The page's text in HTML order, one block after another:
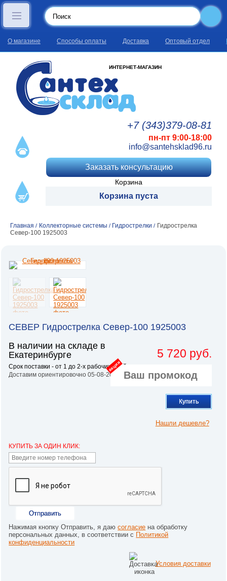
О магазине Способы оплаты Доставка Оптовый отдел
ИНТЕРНЕТ-МАГАЗИН
+7 (343)379-08-81
пн-пт 9:00-18:00
info@santehsklad96.ru
Заказать консультацию
Корзина
Корзина пуста
Главная / Коллекторные системы / Гидрострелки / Гидрострелка
Север-100 1925003
СЕВЕР Гидрострелка Север-100 1925003
В наличии на складе в
Екатеринбурге
Срок поставки - от 1 до 2-х рабочих дней.
Доставим ориентировочно 05-08-2026
5 720 руб.
акция
Купить
Нашли дешевле?
КУПИТЬ ЗА ОДИН КЛИК:
Отправить
Нажимая кнопку Отправить, я даюсогласие на обработку
персональных данных, в соответствии с Политикой
конфиденциальности
Условия доставки